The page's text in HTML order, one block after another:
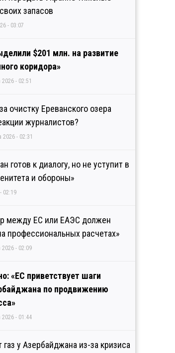
запасов
- 03:07
$201 млн. на развитие
коридора»
- 02:51
очистку Ереванского озера
журналистов?
2026 - 02:31
готов к диалогу, но не уступит в
и обороны»
02:19
между ЕС или ЕАЭС должен
профессиональных расчетах»
2026 - 02:09
«ЕС приветствует шаги
по продвижению
2026 - 01:44
газ у Азербайджана из-за кризиса